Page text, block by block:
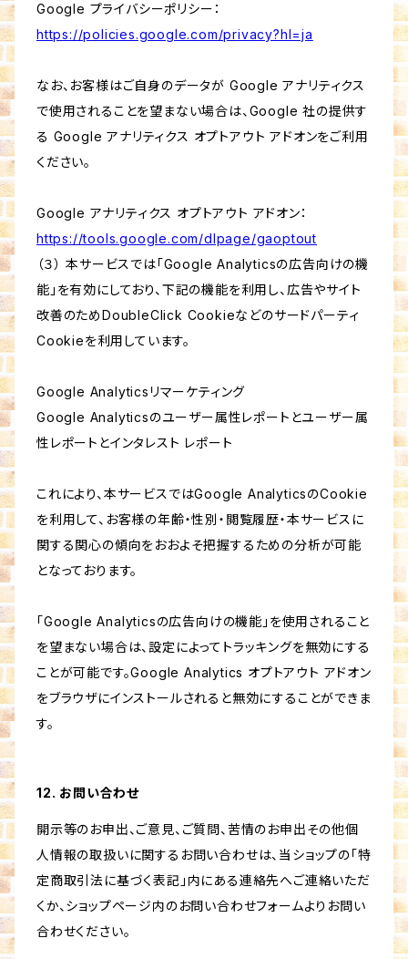
Google プライバシーポリシー：
https://policies.google.com/privacy?hl=ja
なお、お客様はご自身のデータが Google アナリティクス
で使用されることを望まない場合は、Google 社の提供す
る Google アナリティクス オプトアウト アドオンをご利用
ください。
Google アナリティクス オプトアウト アドオン：
https://tools.google.com/dlpage/gaoptout
（３） 本サービスでは「Google Analyticsの広告向けの機
能」を有効にしており、下記の機能を利用し、広告やサイト
改善のためDoubleClick Cookieなどのサードパーティ
Cookieを利用しています。
Google Analyticsリマーケティング
Google Analyticsのユーザー属性レポートとユーザー属
性レポートとインタレスト レポート
これにより、本サービスではGoogle AnalyticsのCookie
を利用して、お客様の年齢・性別・閲覧履歴・本サービスに
関する関心の傾向をおおよそ把握するための分析が可能
となっております。
「Google Analyticsの広告向けの機能」を使用されること
を望まない場合は、設定によってトラッキングを無効にする
ことが可能です。Google Analytics オプトアウト アドオン
をブラウザにインストールされると無効にすることができま
す。
12. お問い合わせ
開示等のお申出、ご意見、ご質問、苦情のお申出その他個
人情報の取扱いに関するお問い合わせは、当ショップの「特
定商取引法に基づく表記」内にある連絡先へご連絡いただ
くか、ショップページ内のお問い合わせフォームよりお問い
合わせください。